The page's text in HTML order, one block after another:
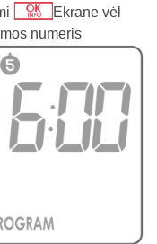
jEkrane vėl
numeris